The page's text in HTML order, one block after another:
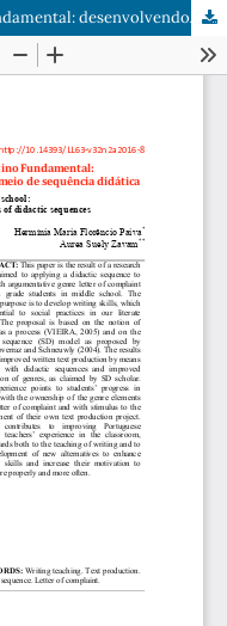
A produção de textos no Ensino Fundamental: desenvolvendoÂ aÂ competência escrita por meio de sequência didática